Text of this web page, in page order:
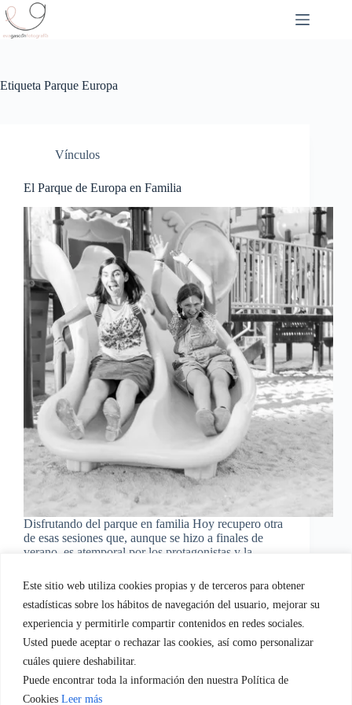
Este sitio web utiliza cookies propias y de terceros para obtener
estadísticas sobre los hábitos de navegación del usuario, mejorar su
experiencia y permitirle compartir contenidos en redes sociales.
Usted puede aceptar o rechazar las cookies, así como personalizar
cuáles quiere deshabilitar.
Puede encontrar toda la información den nuestra Política de
Cookies Leer más
Saltar
al
contenido
Etiqueta Parque Europa
Vínculos
El Parque de Europa en Familia
Disfrutando del parque en familia Hoy recupero otra
de esas sesiones que, aunque se hizo a finales de
verano, es atemporal por los protagonistas y la
en Torrejón de Ardoz donde contamos con
EvaGasconEquipo
01/10/2015
Quien soy Servicios empresa.
Servicios Familia
Blog
Regala-te Fotografia